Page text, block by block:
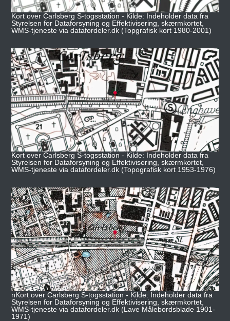
Kort over Carlsberg S-togsstation - Kilde: Indeholder data fra
Styrelsen for Dataforsyning og Effektivisering, skærmkortet,
WMS-tjeneste via datafordeler.dk (Topgrafisk kort 1980-2001)
Kort over Carlsberg S-togsstation - Kilde: Indeholder data fra
Styrelsen for Dataforsyning og Effektivisering, skærmkortet,
WMS-tjeneste via datafordeler.dk (Topografisk kort 1953-1976)
nKort over Carlsberg S-togsstation - Kilde: Indeholder data fra
Styrelsen for Dataforsyning og Effektivisering, skærmkortet,
WMS-tjeneste via datafordeler.dk (Lave Målebordsblade 1901-
1971)